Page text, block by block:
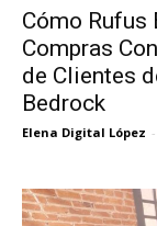
Cómo Rufus
Compras
de Clientes
Bedrock
Elena Digital López -